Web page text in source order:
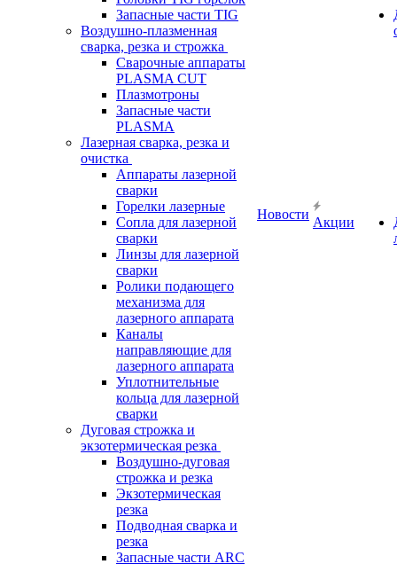
Запасные части TIG
Воздушно-плазменная
сварка, резка и строжка
Сварочные аппараты
PLASMA CUT
Плазмотроны
Запасные части
PLASMA
Лазерная сварка, резка и
очистка
Аппараты лазерной
сварки
Горелки лазерные
Сопла для лазерной
сварки
Линзы для лазерной
сварки
Ролики подающего
механизма для
лазерного аппарата
Каналы
направляющие для
лазерного аппарата
Уплотнительные
кольца для лазерной
сварки
Дуговая строжка и
экзотермическая резка
Воздушно-дуговая
строжка и резка
Экзотермическая
резка
Подводная сварка и
резка
Запасные части ARC
Новости
Акции